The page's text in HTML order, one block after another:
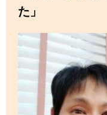
た」